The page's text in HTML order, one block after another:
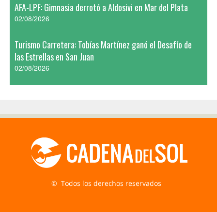
AFA-LPF: Gimnasia derrotó a Aldosivi en Mar del Plata
02/08/2026
Turismo Carretera: Tobías Martínez ganó el Desafío de
las Estrellas en San Juan
02/08/2026